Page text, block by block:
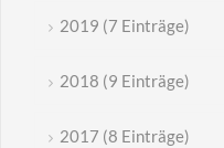
2019 (7 Einträge)
2018 (9 Einträge)
2017 (8 Einträge)